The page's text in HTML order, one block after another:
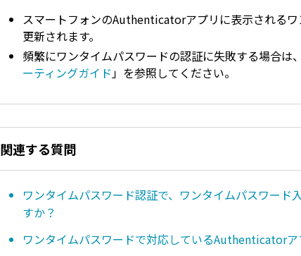
スマートフォンのAuthenticatorアプリに表示される
更新されます。
頻繁にワンタイムパスワードの認証に失敗する場合は
ーティングガイド」を参照してください。
関連する質問
ワンタイムパスワード認証で、ワンタイムパスワード
すか？
ワンタイムパスワードで対応しているAuthenticatorア